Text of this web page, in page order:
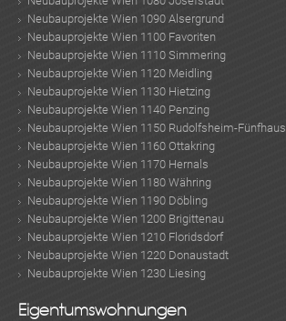
Neubauprojekte Wien 1090 Alsergrund
Neubauprojekte Wien 1100 Favoriten
Neubauprojekte Wien 1110 Simmering
Neubauprojekte Wien 1120 Meidling
Neubauprojekte Wien 1130 Hietzing
Neubauprojekte Wien 1140 Penzing
Neubauprojekte Wien 1150 Rudolfsheim-Fünfhaus
Neubauprojekte Wien 1160 Ottakring
Neubauprojekte Wien 1170 Hernals
Neubauprojekte Wien 1180 Währing
Neubauprojekte Wien 1190 Döbling
Neubauprojekte Wien 1200 Brigittenau
Neubauprojekte Wien 1210 Floridsdorf
Neubauprojekte Wien 1220 Donaustadt
Neubauprojekte Wien 1230 Liesing
Eigentumswohnungen